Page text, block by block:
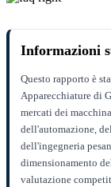
Informazioni
Questo rapporto è
Apparecchiature di
mercati dei
dell'automazione,
dell'ingegneria
dimensionamento
valutazione